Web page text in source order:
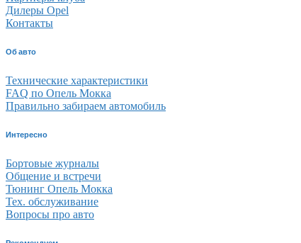
Дилеры Opel
Контакты
Об авто
Технические характеристики
FAQ по Опель Мокка
Правильно забираем автомобиль
Интересно
Бортовые журналы
Общение и встречи
Тюнинг Опель Мокка
Тех. обслуживание
Вопросы про авто